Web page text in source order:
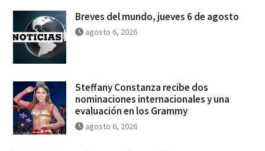
Breves del mundo, jueves 6 de agosto
agosto 6, 2026
Steffany Constanza recibe dos
nominaciones internacionales y una
evaluación en los Grammy
agosto 6, 2026